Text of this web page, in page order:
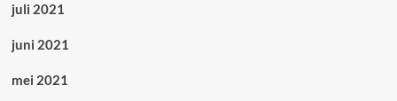
juli 2021
juni 2021
mei 2021